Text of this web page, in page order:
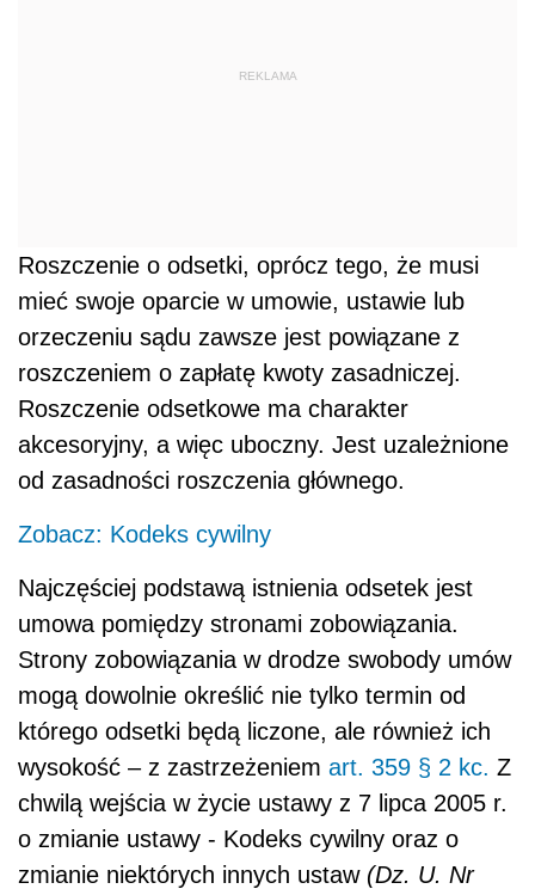
REKLAMA
Roszczenie o odsetki, oprócz tego, że musi
mieć swoje oparcie w umowie, ustawie lub
orzeczeniu sądu zawsze jest powiązane z
roszczeniem o zapłatę kwoty zasadniczej.
Roszczenie odsetkowe ma charakter
akcesoryjny, a więc uboczny. Jest uzależnione
od zasadności roszczenia głównego.
Zobacz: Kodeks cywilny
Najczęściej podstawą istnienia odsetek jest
umowa pomiędzy stronami zobowiązania.
Strony zobowiązania w drodze swobody umów
mogą dowolnie określić nie tylko termin od
którego odsetki będą liczone, ale również ich
wysokość – z zastrzeżeniem art. 359 § 2 kc. Z
chwilą wejścia w życie ustawy z 7 lipca 2005 r.
o zmianie ustawy - Kodeks cywilny oraz o
zmianie niektórych innych ustaw (Dz. U. Nr